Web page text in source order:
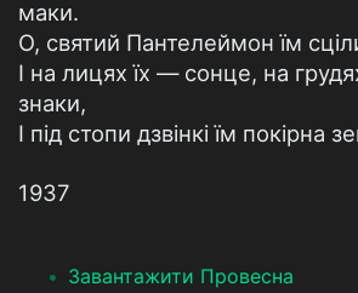
маки.
О, святий Пантелеймон їм
І на лицях їх — сонце, на
знаки,
І під стопи дзвінкі їм покірна
1937
Завантажити Провесна